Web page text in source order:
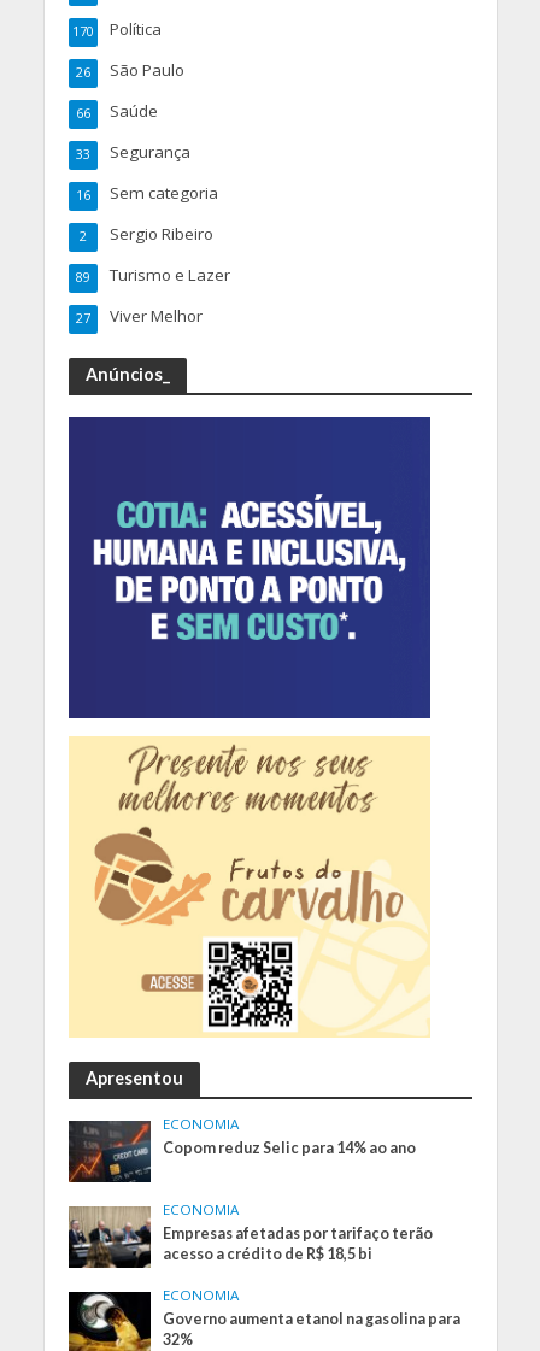
Política
170
São Paulo
26
Saúde
66
Segurança
33
Sem categoria
16
Sergio Ribeiro
2
Turismo e Lazer
89
Viver Melhor
27
Anúncios_
Apresentou
ECONOMIA
Copom reduz Selic para 14% ao ano
ECONOMIA
Empresas afetadas por tarifaço terão
acesso a crédito de R$ 18,5 bi
ECONOMIA
Governo aumenta etanol na gasolina para
32%